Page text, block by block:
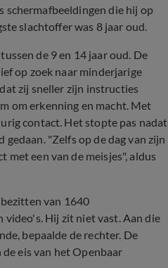
schermafbeeldingen die hij op
slachtoffer was 8 jaar oud.
de 9 en 14 jaar oud. De
op zoek naar minderjarige
zij sneller zijn instructies
om erkenning en macht. Met
contact. Het stopte pas nadat
gedaan. "Zelfs op de dag van zijn
met een van de meisjes", aldus
van 1640
Hij zit niet vast. Aan die
bepaalde de rechter. De
eis van het Openbaar